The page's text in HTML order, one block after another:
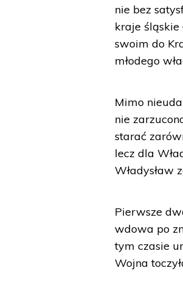
nie bez
kraje śląskie
swoim do
młodego
Mimo
nie
starać
lecz dla
Władysław
Pierwsze
wdowa po
tym czasie
Wojna